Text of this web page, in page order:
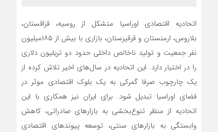
اتحادیه اقتصادی اوراسیا متشکل از روسیه، قزاقستان،
بلاروس، ارمنستان و قرقیزستان، بازاری با بیش از ۱۸۵‌میلیون
نفر جمعیت و تولید ناخالص داخلی حدود دو تریلیون دلاری
را در اختیار دارد. این اتحادیه در سال‌های اخیر تلاش کرده از
یک چارچوب صرفا گمرکی به یک بلوک اقتصادی موثر در
فضای اوراسیا تبدیل شود. برای ایران نیز همکاری با این
اتحادیه از منظر تنوع‌بخشی به بازارهای صادراتی، کاهش
وابستگی به بازارهای سنتی، توسعه پیوندهای اقتصادی